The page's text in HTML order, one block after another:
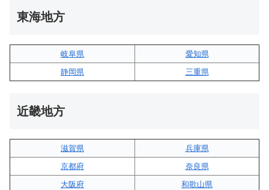
東海地方
岐阜県
愛知県
静岡県
三重県
近畿地方
滋賀県
兵庫県
京都府
奈良県
大阪府
和歌山県